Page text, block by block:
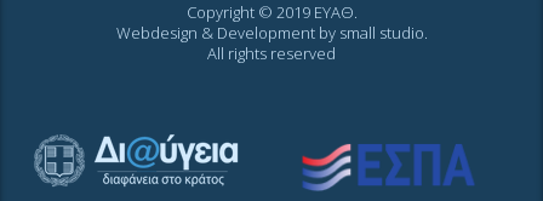
Copyright © 2019 ΕΥΑΘ.
Webdesign & Development by small studio.
All rights reserved